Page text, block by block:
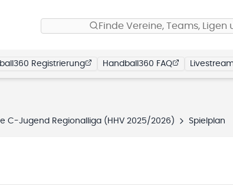
Finde Vereine, Teams, Ligen
Registrierung Handball360 FAQ
C-Jugend Regionalliga (HHV 2025/2026) Spielplan